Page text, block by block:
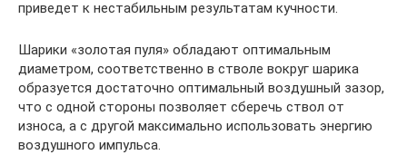
приведет к нестабильным результатам кучности.
Шарики «золотая пуля» обладают оптимальным
диаметром, соответственно в стволе вокруг шарика
образуется достаточно оптимальный воздушный зазор,
что с одной стороны позволяет сберечь ствол от
износа, а с другой максимально использовать энергию
воздушного импульса.